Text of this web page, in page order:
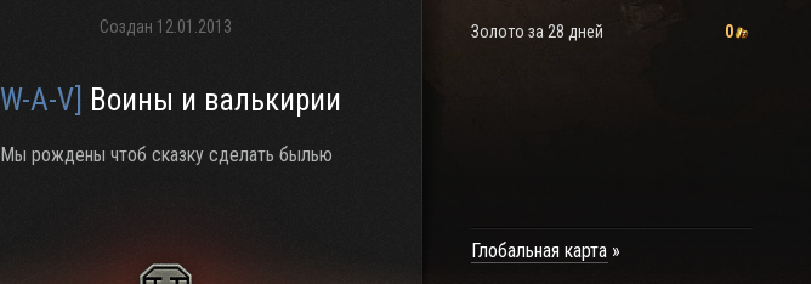
Создан 12.01.2013
[W-A-V] Воины и валькирии
Мы рождены чтоб сказку сделать былью
Золото за 28 дней 0
Глобальная карта